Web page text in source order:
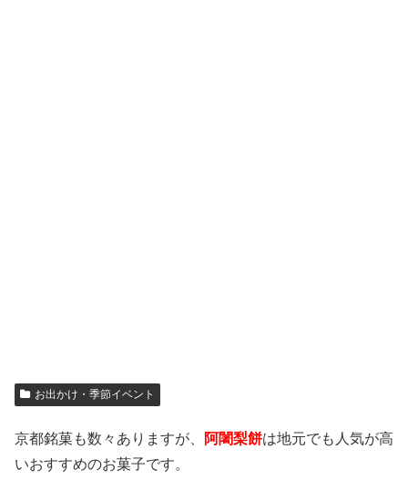
お出かけ・季節イベント
京都銘菓も数々ありますが、 阿闍梨餅は地元でも人気が高
いおすすめのお菓子です。